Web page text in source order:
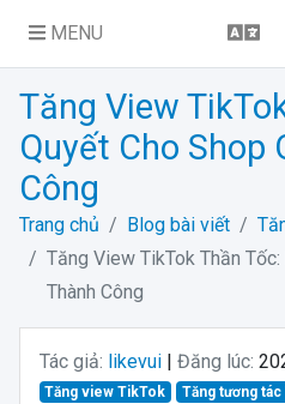
MENU
Tăng View
Quyết Cho Shop
Công
Trang chủ Blog bài viết
Tăng View TikTok Thần
Thành Công
Tác giả: likevui| Đăng lúc:
Tăng view TikTok Tăng tương